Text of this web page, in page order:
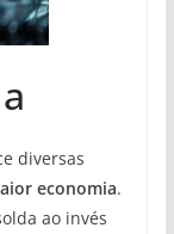
diversas
economia.
ao invés